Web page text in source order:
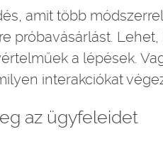
amit több
próbavásárlást.
a lépések.
interakciókat
az ügyfeleidet